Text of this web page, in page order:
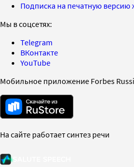
Подписка на печатную версию
Мы в соцсетях:
Telegram
ВКонтакте
YouTube
Мобильное приложение Forbes
На сайте работает синтез речи